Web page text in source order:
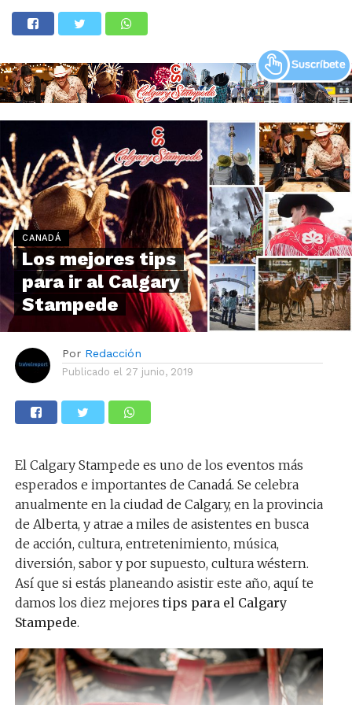
CANADÁ
Los mejores tips
para ir al Calgary
Stampede
Por Redacción
Publicado el 27 junio, 2019
El Calgary Stampede es uno de los eventos más
esperados e importantes de Canadá. Se celebra
anualmente en la ciudad de Calgary, en la provincia
de Alberta, y atrae a miles de asistentes en busca
de acción, cultura, entretenimiento, música,
diversión, sabor y por supuesto, cultura wéstern.
Así que si estás planeando asistir este año, aquí te
damos los diez mejores tips para el Calgary
Stampede.